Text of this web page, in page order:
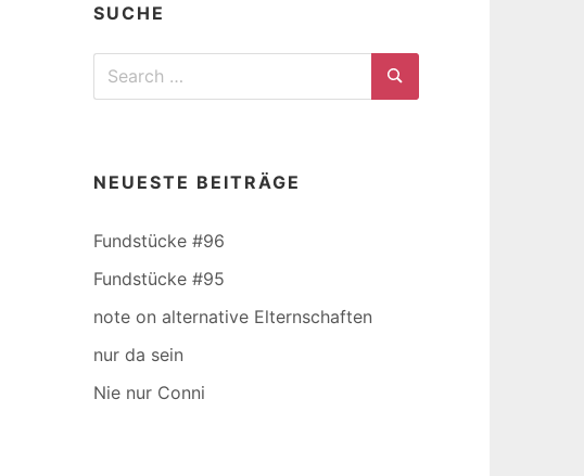
SUCHE
Search
Search
NEUESTE BEITRÄGE
Fundstücke #96
Fundstücke #95
note on alternative Elternschaften
nur da sein
Nie nur Conni